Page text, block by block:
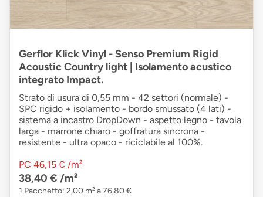
Gerflor Klick Vinyl - Senso Premium Rigid
Acoustic Country light | Isolamento acustico
integrato Impact.
Strato di usura di 0,55 mm - 42 settori (normale) -
SPC rigido + isolamento - bordo smussato (4 lati) -
sistema a incastro DropDown - aspetto legno - tavola
larga - marrone chiaro - goffratura sincrona -
resistente - ultra opaco - riciclabile al 100%.
PC 46,15 € /m²
38,40 € /m²
1 Pacchetto: 2,00 m² a 76,80 €